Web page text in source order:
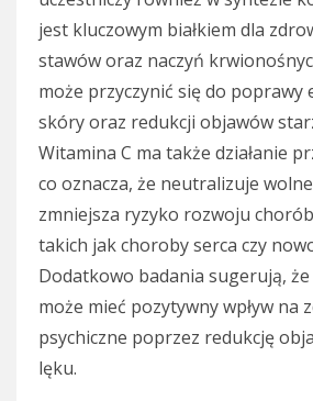
jest kluczowym białkiem dla
stawów oraz naczyń
może przyczynić się do poprawy
skóry oraz redukcji objawów
Witamina C ma także działanie
co oznacza, że neutralizuje
zmniejsza ryzyko rozwoju
takich jak choroby serca czy
Dodatkowo badania sugerują,
może mieć pozytywny wpływ na
psychiczne poprzez redukcję
lęku.